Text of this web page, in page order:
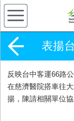
表揚
反映台中客運66路
在慈濟醫院搭車往
揚，陳請相關單位協